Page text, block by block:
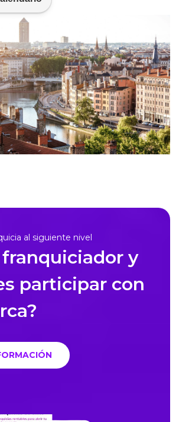
al siguiente nivel
franquiciador y
participar con